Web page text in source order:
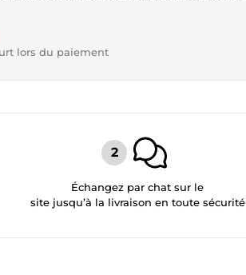
lors du paiement
Échangez par chat sur le
site jusqu’à la livraison en toute sécurité